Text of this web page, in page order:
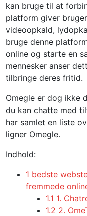
kan bruge til at
platform giver
videoopkald,
bruge denne
online og starte en
mennesker anser
tilbringe deres fritid.
Omegle er dog ikke
du kan chatte med
har samlet en liste
ligner Omegle.
Indhold:
1 bedste
fremmede
1.1 1.
1.2 2.